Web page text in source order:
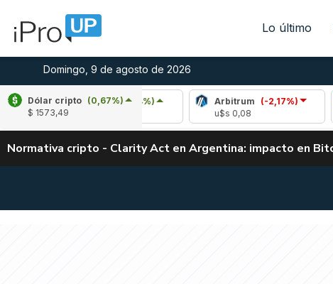
Lo último
Domingo, 9 de agosto de 2026
Dólar cripto (0,67%)
$ 1573,49
Chainlink (0,14%)
u$s 8,32
Arbitrum
(-2,17%)
u$s
Normativa cripto - Clarity Act en Argentina: impacto en